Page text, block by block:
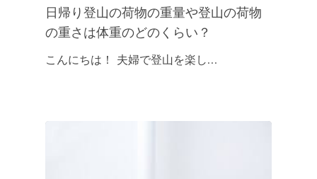
日帰り登山の荷物の重量や登山の荷物
の重さは体重のどのくらい？
こんにちは！ 夫婦で登山を楽し…